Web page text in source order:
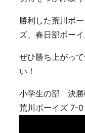
勝利した荒川ボ
ズ、春日部ボー
ぜひ勝ち上がっ
い！
小学生の部 決
荒川ボーイズ 7-